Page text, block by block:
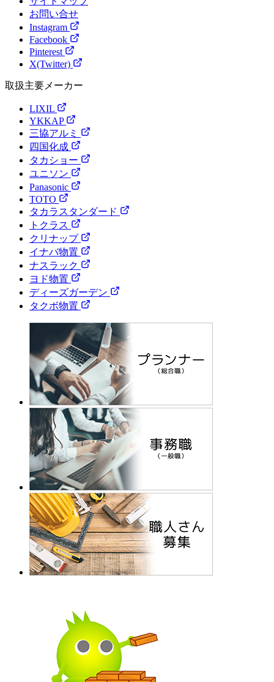
お問い合せ
Instagram
Facebook
Pinterest
X(Twitter)
取扱主要メーカー
LIXIL
YKKAP
三協アルミ
四国化成
タカショー
ユニソン
Panasonic
TOTO
タカラスタンダード
トクラス
クリナップ
イナバ物置
ナスラック
ヨド物置
ディーズガーデン
タクボ物置